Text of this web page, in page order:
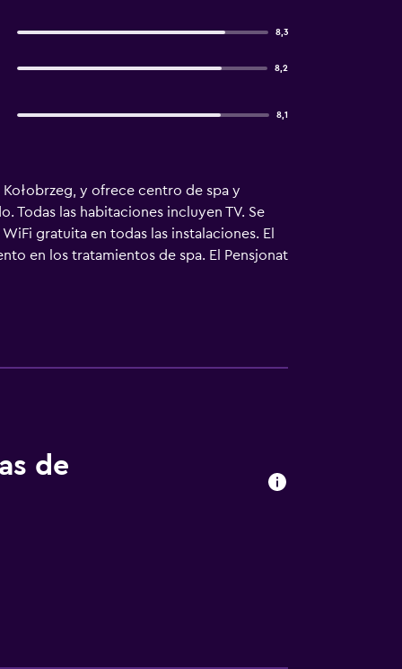
8,3
8,2
8,1
y ofrece centro de spa y
Todas las habitaciones incluyen TV. Se
gratuita en todas las instalaciones. El
en los tratamientos de spa. El Pensjonat
Szczecin Goleniów, ubicado a 56 km.
de